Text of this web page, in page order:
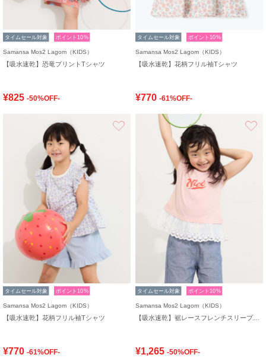
タイムセール対象 ポイント10%
Samansa Mos2 Lagom（KIDS）
【吸水速乾】恐竜プリントTシャツ
¥825 -50%OFF-
タイムセール対象 ポイント10%
Samansa Mos2 Lagom（KIDS）
【吸水速乾】花柄フリル袖Tシャツ
¥770 -61%OFF-
お気に入り
タイムセール対象 ポイント10%
Samansa Mos2 Lagom（KIDS）
【吸水速乾】花柄フリル袖Tシャツ
¥770 -61%OFF-
タイムセール対象 ポイント10%
Samansa Mos2 Lagom（KIDS）
¥1,265 -50%OFF-